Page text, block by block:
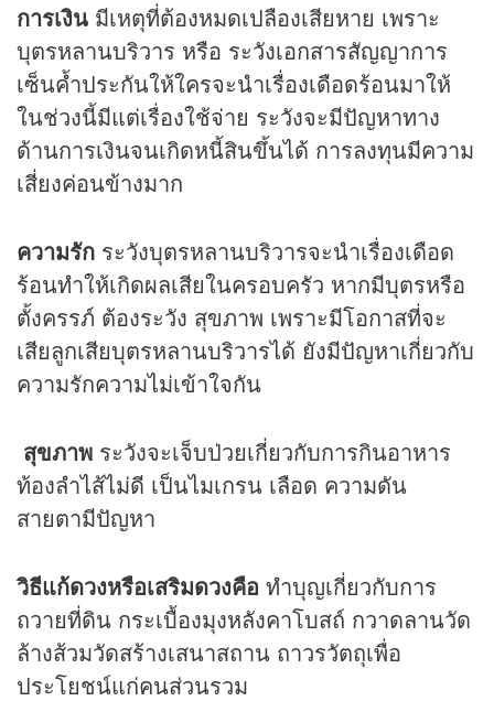
การเงิน มีเหตุที่ต้องหมดเปลืองเสียหาย เพราะ
บุตรหลานบริวาร หรือ ระวังเอกสารสัญญาการ
เซ็นค้ำประกันให้ใครจะนำเรื่องเดือดร้อนมาให้
ในช่วงนี้มีแต่เรื่องใช้จ่าย ระวังจะมีปัญหาทาง
ด้านการเงินจนเกิดหนี้สินขึ้นได้ การลงทุนมีความ
เสี่ยงค่อนข้างมาก
ความรัก ระวังบุตรหลานบริวารจะนำเรื่องเดือด
ร้อนทำให้เกิดผลเสียในครอบครัว หากมีบุตรหรือ
ตั้งครรภ์ ต้องระวัง สุขภาพ เพราะมีโอกาสที่จะ
เสียลูกเสียบุตรหลานบริวารได้ ยังมีปัญหาเกี่ยวกับ
ความรักความไม่เข้าใจกัน
สุขภาพ ระวังจะเจ็บป่วยเกี่ยวกับการกินอาหาร
ท้องลำไส้ไม่ดี เป็นไมเกรน เลือด ความดัน
สายตามีปัญหา
วิธีแก้ดวงหรือเสริมดวงคือ ทำบุญเกี่ยวกับการ
ถวายที่ดิน กระเบื้องมุงหลังคาโบสถ์ กวาดลานวัด
ล้างส้วมวัดสร้างเสนาสถาน ถาวรวัตถุเพื่อ
ประโยชน์แก่คนส่วนรวม